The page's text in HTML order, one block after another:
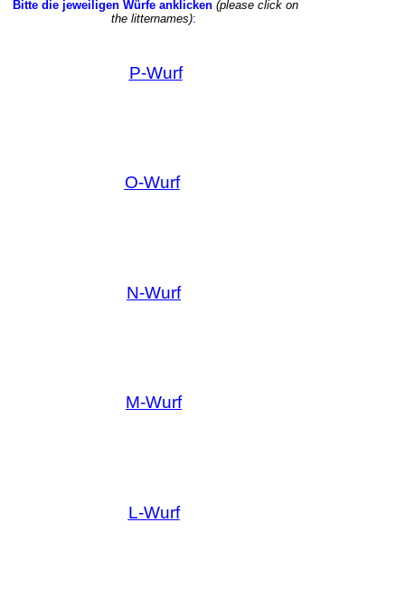
Bitte die jeweiligen Würfe anklicken (please click on
the litternames):
P-Wurf
O-Wurf
N-Wurf
M-Wurf
L-Wurf